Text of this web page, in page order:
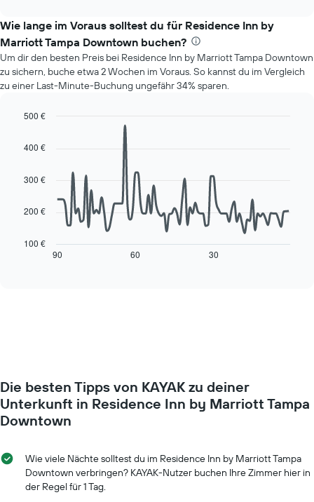
Diagramm
hat
1
Y-
Achse,
durchschnittlichen
anzeigt.
den
durchschnittlichen
Preis
eines
Zimmers
für
jeweiligen
Das
Diagramm
Achse,
Wochentage
anzeigt.
durchschnittlichen
Zimmerpreis
anzeigt.
Wie lange im Voraus solltest du für Residence Inn by
Marriott Tampa Downtown buchen?
Um dir den besten Preis bei Residence Inn by Marriott Tampa Downtown
zu sichern, buche etwa 2 Wochen im Voraus. So kannst du im Vergleich
zu einer Last-Minute-Buchung ungefähr 34% sparen.
with
data
points.
Das
Diagramm
näher
das
Aufenthaltsdatum
rückt.
Diagramm
hat
X-
90 60 30
100 €
200 €
300 €
400 €
500 €
Die besten Tipps von KAYAK zu deiner
Unterkunft in Residence Inn by Marriott Tampa
Downtown
Wie viele Nächte solltest du im Residence Inn by Marriott Tampa
Downtown verbringen? KAYAK-Nutzer buchen Ihre Zimmer hier in
der Regel für 1 Tag.